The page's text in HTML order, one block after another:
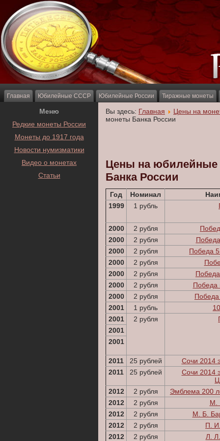
Главная Юбилейные СССР Юбилейные России Тиражные монеты
Меню
Редкие монеты России
Монеты до 1917 года
Новости нумизматики
Видео о монетах
Статьи
Вы здесь: Главная
Цены на
монеты Банка России
Цены на юбилейные
Банка России
Год Номинал
1999
1 рубль
2000 2 рубля
2000
2 рубля
2000
2 рубля
Победа
2000
2 рубля
2000
2 рубля
2000
2 рубля
Победа
2000
2 рубля
2001
1 рубль
2001
2 рубля
2001
2001
2011 25 рублей
Сочи 2014
2011
25 рублей
Сочи 2014
2012
2 рубля
Эмблема 200
2012
2 рубля
М.
2012
2 рубля
М. Б.
2012
2 рубля
П.
2012
2 рубля
Л.